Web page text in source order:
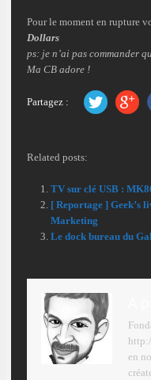
Pour le moment en rupture
Dollars
ps: je n’ai pas commander
Ma CB adore !
Partagez :
Related posts:
TV sur clé USB :
[ Reportage ] Geek’s
Marketing
Le dock bureau du
en